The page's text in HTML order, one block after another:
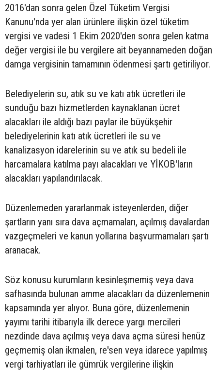
2016'dan sonra gelen Özel Tüketim Vergisi
Kanunu'nda yer alan ürünlere ilişkin özel tüketim
vergisi ve vadesi 1 Ekim 2020'den sonra gelen katma
değer vergisi ile bu vergilere ait beyannameden doğan
damga vergisinin tamamının ödenmesi şartı getiriliyor.
Belediyelerin su, atık su ve katı atık ücretleri ile
sunduğu bazı hizmetlerden kaynaklanan ücret
alacakları ile aldığı bazı paylar ile büyükşehir
belediyelerinin katı atık ücretleri ile su ve
kanalizasyon idarelerinin su ve atık su bedeli ile
harcamalara katılma payı alacakları ve YİKOB'ların
alacakları yapılandırılacak.
Düzenlemeden yararlanmak isteyenlerden, diğer
şartların yanı sıra dava açmamaları, açılmış davalardan
vazgeçmeleri ve kanun yollarına başvurmamaları şartı
aranacak.
Söz konusu kurumların kesinleşmemiş veya dava
safhasında bulunan amme alacakları da düzenlemenin
kapsamında yer alıyor. Buna göre, düzenlemenin
yayımı tarihi itibarıyla ilk derece yargı mercileri
nezdinde dava açılmış veya dava açma süresi henüz
geçmemiş olan ikmalen, re'sen veya idarece yapılmış
vergi tarhiyatları ile gümrük vergilerine ilişkin